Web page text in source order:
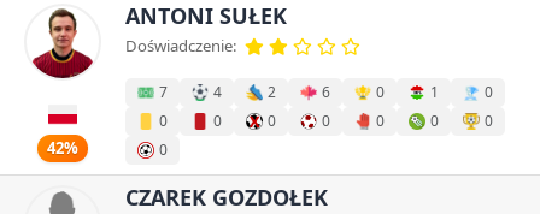
42%
ANTONI SUŁEK
Doświadczenie:
7 4 2 6 0 1
0
0
0 0 0 0 0
0
0
CZAREK GOZDOŁEK